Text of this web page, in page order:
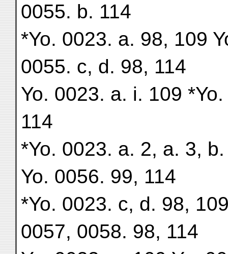
0055. b. 114
*Yo. 0023. a. 98, 109
0055. c, d. 98, 114
Yo. 0023. a. i. 109
114
*Yo. 0023. a. 2, a. 3,
Yo. 0056. 99, 114
*Yo. 0023. c, d. 98,
0057, 0058. 98, 114